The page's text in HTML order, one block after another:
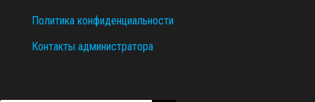
Политика конфиденциальности
Контакты администратора